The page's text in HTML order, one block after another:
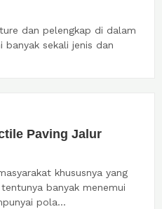
dan pelengkap di dalam
banyak sekali jenis dan
Paving Jalur
khususnya yang
banyak menemui
pola...